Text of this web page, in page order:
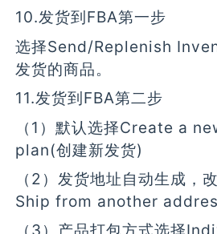
10.发货到FBA第一步
选择Send/Replenish
发货的商品。
11.发货到FBA第二步
（1）默认选择Create a
plan(创建新发货)
（2）发货地址自动生成，
Ship from another